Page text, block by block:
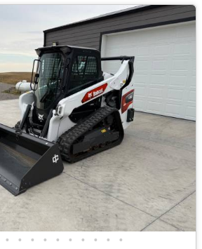
• • • • • • • • • •